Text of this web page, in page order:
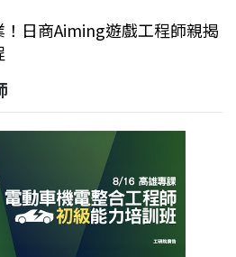
日商Aiming遊戲工程師親揭